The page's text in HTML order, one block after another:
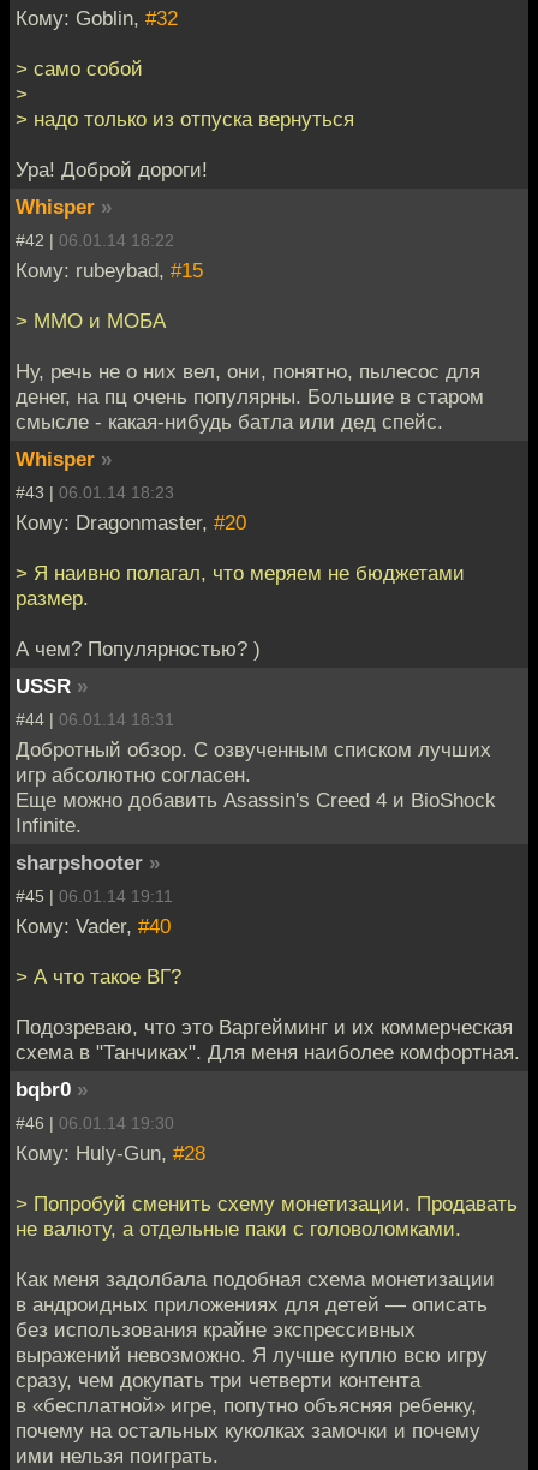
Кому: Goblin, #32
> само собой
>
> надо только из отпуска вернуться
Ура! Доброй дороги!
Whisper »
#42 | 06.01.14 18:22
Кому: rubeybad, #15
> ММО и МОБА
Ну, речь не о них вел, они, понятно, пылесос для
денег, на пц очень популярны. Большие в старом
смысле - какая-нибудь батла или дед спейс.
Whisper »
#43 | 06.01.14 18:23
Кому: Dragonmaster, #20
> Я наивно полагал, что меряем не бюджетами
размер.
А чем? Популярностью? )
USSR »
#44 | 06.01.14 18:31
Добротный обзор. С озвученным списком лучших
игр абсолютно согласен.
Еще можно добавить Asassin's Creed 4 и BioShock
Infinite.
sharpshooter »
#45 | 06.01.14 19:11
Кому: Vader, #40
> А что такое ВГ?
Подозреваю, что это Варгейминг и их коммерческая
схема в "Танчиках". Для меня наиболее комфортная.
bqbr0 »
#46 | 06.01.14 19:30
Кому: Huly-Gun, #28
> Попробуй сменить схему монетизации. Продавать
не валюту, а отдельные паки с головоломками.
Как меня задолбала подобная схема монетизации
в андроидных приложениях для детей — описать
без использования крайне экспрессивных
выражений невозможно. Я лучше куплю всю игру
сразу, чем докупать три четверти контента
в «бесплатной» игре, попутно объясняя ребенку,
почему на остальных куколках замочки и почему
ими нельзя поиграть.